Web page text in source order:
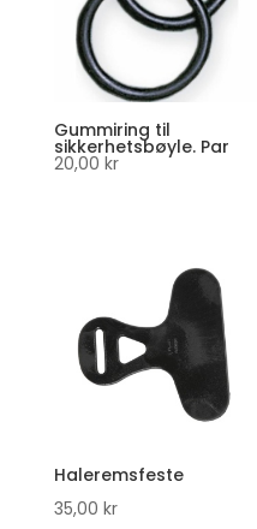
Gummiring til
sikkerhetsbøyle. Par
20,00 kr
Haleremsfeste
35,00 kr